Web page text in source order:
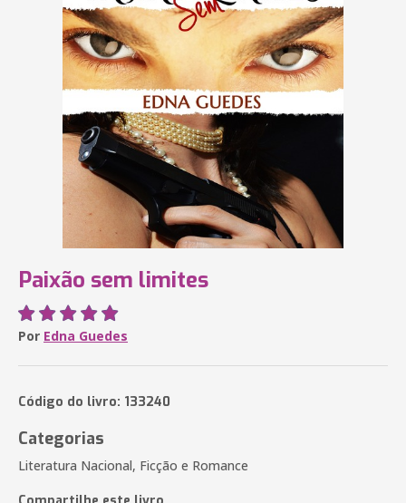
Paixão sem limites
Por Edna Guedes
Código do livro: 133240
Categorias
Literatura Nacional, Ficção e Romance